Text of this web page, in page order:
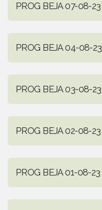
PROG BEJA 07-08-23
PROG BEJA 04-08-23
PROG BEJA 03-08-23
PROG BEJA 02-08-23
PROG BEJA 01-08-23